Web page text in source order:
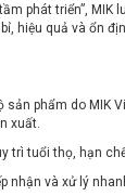
phát triển”, MIK
hiệu quả và ổn
phẩm do MIK
xuất.
trì tuổi thọ, hạn
nhận và xử lý